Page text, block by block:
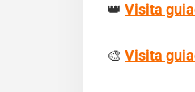
👑 Visita
🎨 Visita